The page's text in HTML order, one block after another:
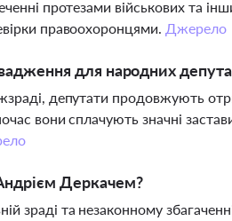
протезами військових та
правоохоронцями. Джерело
для народних
депутати продовжують
вони сплачують значні
Деркачем?
зраді та незаконному